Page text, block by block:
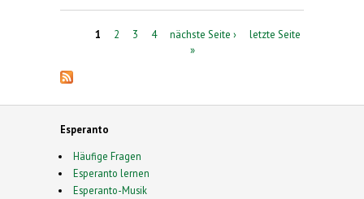
Seiten
1 2 3 4 nächste Seite ›
letzte Seite
»
Esperanto
Häufige Fragen
Esperanto lernen
Esperanto-Musik